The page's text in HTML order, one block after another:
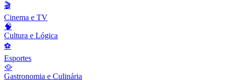
🎬
Cinema e TV
🧠
Cultura e Lógica
⚽
Esportes
🥘
Gastronomia e Culinária